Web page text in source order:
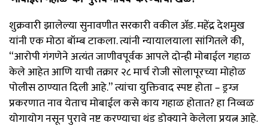
शुक्रवारी झालेल्या सुनावणीत सरकारी वकील ॲड. महेंद्र देशमुख
यांनी एक मोठा बॉम्ब टाकला. त्यांनी न्यायालयाला सांगितले की,
“आरोपी गंगणेने अत्यंत जाणीवपूर्वक आपले दोन्ही मोबाईल गहाळ
केले आहेत आणि याची तक्रार २८ मार्च रोजी सोलापूरच्या मोहोळ
पोलीस ठाण्यात दिली आहे.” त्यांचा युक्तिवाद स्पष्ट होता – ड्रग्ज
प्रकरणात नाव येताच मोबाईल कसे काय गहाळ होतात? हा निव्वळ
योगायोग नसून पुरावे नष्ट करण्याचा थंड डोक्याने केलेला प्रयत्न आहे.